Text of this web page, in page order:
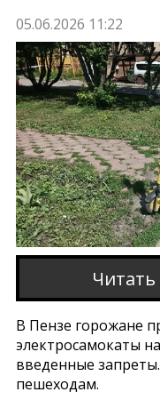
05.06.2026 11:22
Читать
В Пензе горожане
электросамокаты
введенные
пешеходам.